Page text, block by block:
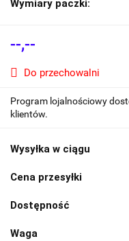
Wymiary paczki:
--,--
Do przechowalni
Program lojalnościowy
klientów.
Wysyłka w ciągu
Cena przesyłki
Dostępność
Waga